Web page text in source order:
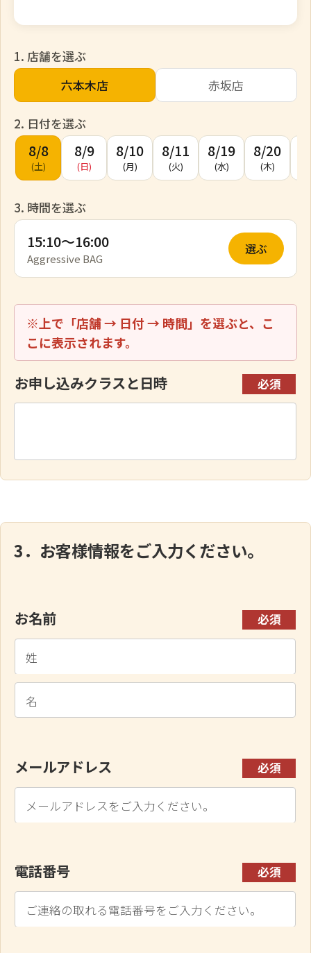
1. 店舗を選ぶ
六本木店
赤坂店
2. 日付を選ぶ
8/8
(土)
8/9
(日)
8/10
(月)
8/11
(火)
8/19
(水)
8/20
(木)
3. 時間を選ぶ
15:10〜16:00
Aggressive BAG
選ぶ
※上で「店舗 → 日付 → 時間」を選ぶと、こ
こに表示されます。
お申し込みクラスと日時 必須
3．お客様情報をご入力ください。
お名前 必須
メールアドレス 必須
電話番号 必須